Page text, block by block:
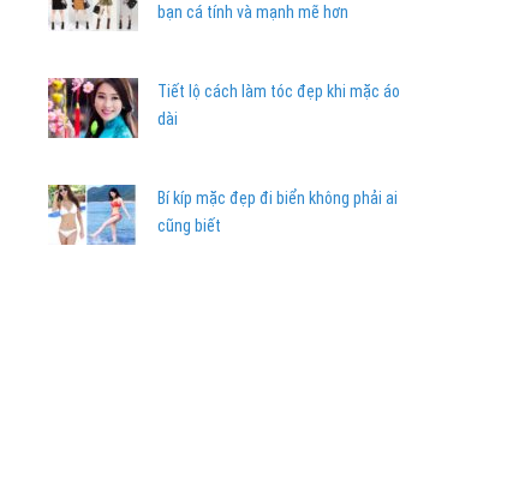
bạn cá tính và mạnh mẽ hơn
Tiết lộ cách làm tóc đẹp khi mặc áo
dài
Bí kíp mặc đẹp đi biển không phải ai
cũng biết